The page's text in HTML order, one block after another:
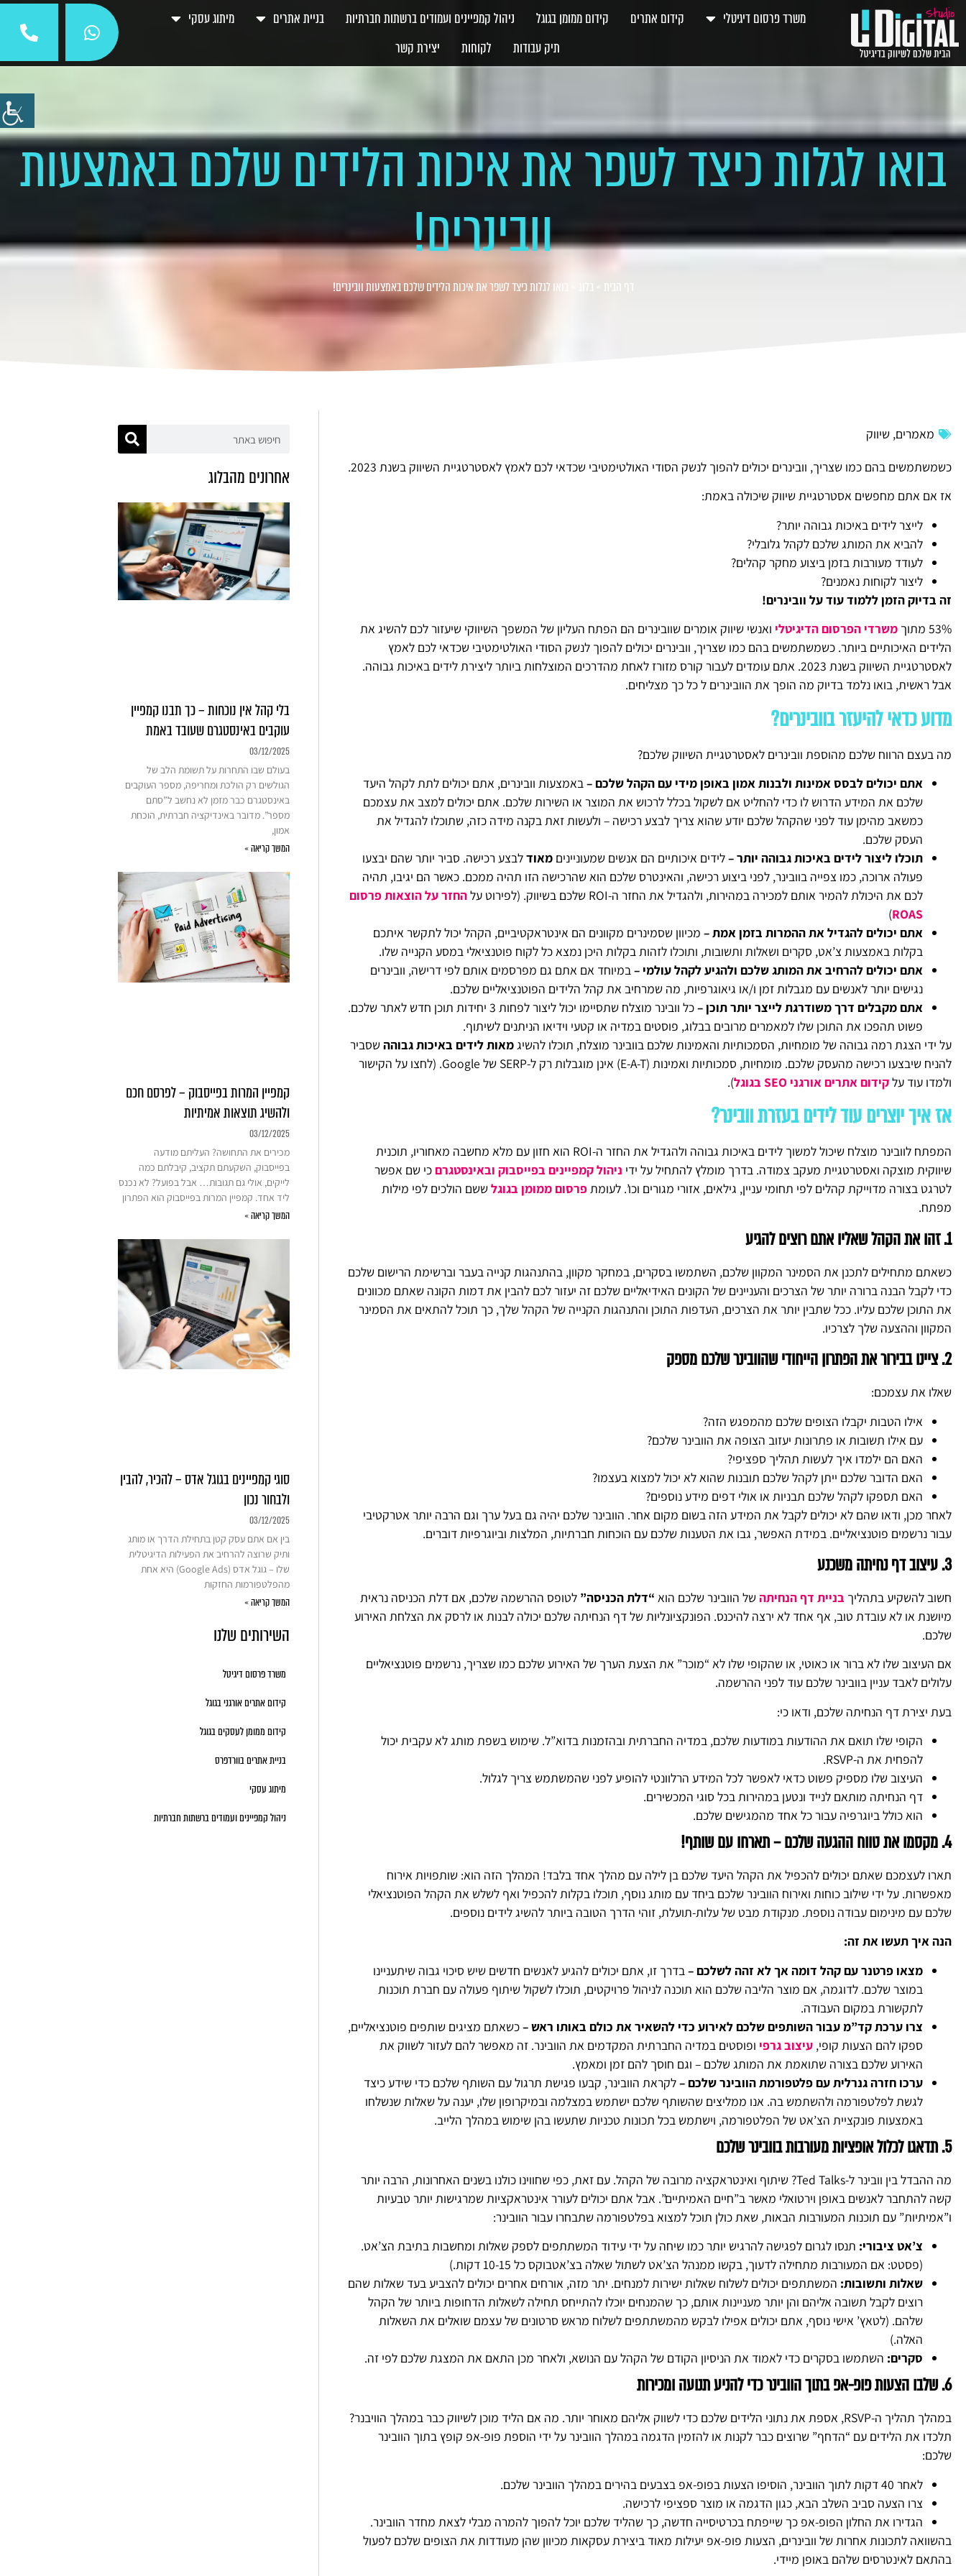
משרד פרסום דיגיטלי קידום אתרים קידום ממומן בגוגל ניהול קמפיינים ועמודים ברשתות חברתיות בניית אתרים
מיתוג עסקי
תיק עבודות
לקוחות יצירת קשר
בואו לגלות כיצד לשפר את איכות הלידים שלכם באמצעות
וובינרים!
דף הבית »בלוג בואו לגלות כיצד לשפר את איכות הלידים שלכם באמצעות וובינרים!
מאמרים, שיווק
כשמשתמשים בהם כמו שצריך, וובינרים יכולים להפוך לנשק הסודי האולטימטיבי שכדאי לכם לאמץ לאסטרטגיית השיווק בשנת 2023.
אז אם אתם מחפשים אסטרטגיית שיווק שיכולה באמת:
לייצר לידים באיכות גבוהה יותר?
להביא את המותג שלכם לקהל גלובלי?
לעודד מעורבות בזמן ביצוע מחקר קהלים?
ליצור לקוחות נאמנים?
זה בדיוק הזמן ללמוד עוד על וובינרים!
53% מתוך
משרדי הפרסום הדיגיטלי ואנשי שיווק אומרים שוובינרים הם הפתח העליון של המשפך השיווקי שיעזור לכם להשיג את
הלידים האיכותיים ביותר. כשמשתמשים בהם כמו שצריך, וובינרים יכולים להפוך לנשק הסודי האולטימטיבי שכדאי לכם לאמץ
לאסטרטגיית השיווק בשנת 2023. אתם עומדים לעבור קורס מזורז לאחת מהדרכים המוצלחות ביותר ליצירת לידים באיכות גבוהה.
אבל ראשית, בואו נלמד בדיוק מה הופך את הוובינרים ל כל כך מצליחים.
מדוע כדאי להיעזר בוובינרים?
מה בעצם הרווח שלכם מהוספת וובינרים לאסטרטגיית השיווק שלכם?
אתם יכולים לבסס אמינות ולבנות אמון באופן מידי עם הקהל שלכם –באמצעות וובינרים, אתם יכולים לתת לקהל היעד
שלכם את המידע הדרוש לו כדי להחליט אם לשקול בכלל לרכוש את המוצר או השירות שלכם. אתם יכולים למצב את עצמכם
כמשאב מהימן עוד לפני שהקהל שלכם יודע שהוא צריך לבצע רכישה – ולעשות זאת בקנה מידה כזה, שתוכלו להגדיל את
העסק שלכם.
תוכלו ליצור לידים באיכות גבוהה יותר –לידים איכותיים הם אנשים שמעוניינים מאודלבצע רכישה. סביר יותר שהם יבצעו
פעולה ארוכה, כמו צפייה בוובינר, לפני ביצוע רכישה, והאינטרס שלכם הוא שהרכישה הזו תהיה ממכם. כאשר הם יגיבו, תהיה
לכם את היכולת להמיר אותם למכירה במהירות, ולהגדיל את החזר ה-ROI שלכם בשיווק. (לפירוט על
החזר על הוצאות פרסום
ROAS
)
אתם יכולים להגדיל את ההמרות בזמן אמת – מכיוון שסמינרים מקוונים הם אינטראקטיביים, הקהל יכול לתקשר איתכם
בקלות באמצעות צ’אט, סקרים ושאלות ותשובות, ותוכלו לזהות בקלות היכן נמצא כל לקוח פוטנציאלי במסע הקנייה שלו.
אתם יכולים להרחיב את המותג שלכם ולהגיע לקהל עולמי –במיוחד אם אתם גם מפרסמים אותם לפי דרישה, וובינרים
נגישים יותר לאנשים עם מגבלות זמן ו/או גיאוגרפיות, מה שמרחיב את קהל הלידים הפוטנציאליים שלכם.
אתם מקבלים דרך משודרגת לייצר יותר תוכן –
כל וובינר מוצלח שתסיימו יכול ליצור לפחות 3 יחידות תוכן חדש לאתר שלכם.
פשוט תהפכו את התוכן שלו למאמרים מרובים בבלוג, פוסטים במדיה או קטעי וידיאו הניתנים לשיתוף.
על ידי הצגת רמה גבוהה של מומחיות, הסמכותיות והאמינות שלכם בוובינר מוצלח, תוכלו להשיגמאות לידים באיכות גבוההשסביר
להניח שיבצעו רכישה מהעסק שלכם. מומחיות, סמכותיות ואמינות (E-A-T) אינן מוגבלות רק ל-SERP של Google. (לחצו על הקישור
ולמדו עוד עלקידום אתרים אורגני SEO בגוגל ).
אז איך יוצרים עוד לידים בעזרת וובינר?
המפתח לוובינר מוצלח שיכול למשוך לידים באיכות גבוהה ולהגדיל את החזר ה-ROI הוא חזון עם מלא מחשבה מאחוריו, תוכנית
שיווקית מוצקה ואסטרטגיית מעקב צמודה. בדרך מומלץ להתחיל על ידי ניהול קמפיינים בפייסבוק ובאינסטגרם כי שם אפשר
לטרגט בצורה מדוייקת קהלים לפי תחומי עניין, גילאים, אזורי מגורים וכו’. לעומתפרסום ממומן בגוגלששם הולכים לפי מילות
מפתח.
1. זהו את הקהל שאליו אתם רוצים להגיע
כשאתם מתחילים לתכנן את הסמינר המקוון שלכם, השתמשו בסקרים, במחקר מקוון, בהתנהגות קנייה בעבר וברשימת הרישום שלכם
כדי לקבל הבנה ברורה יותר של הצרכים והעניינים של הקונים האידיאליים שלכם זה יעזור לכם להבין את דמות הקונה שאתם מכוונים
את התוכן שלכם עליו. ככל שתבין יותר את הצרכים, העדפות התוכן והתנהגות הקנייה של הקהל שלך, כך תוכל להתאים את הסמינר
המקוון וההצעה שלך לצרכיו.
2. ציינו בבירור את הפתרון הייחודי שהוובינר שלכם מספק
שאלו את עצמכם:
אילו הטבות יקבלו הצופים שלכם מהמפגש הזה?
עם אילו תשובות או פתרונות יעזוב הצופה את הוובינר שלכם?
האם הם ילמדו איך לעשות תהליך ספציפי?
האם הדובר שלכם ייתן לקהל שלכם תובנות שהוא לא יכול למצוא בעצמו?
האם תספקו לקהל שלכם תבניות או אולי דפים מידע נוספים?
לאחר מכן, ודאו שהם לא יכולים לקבל את המידע הזה בשום מקום אחר. הוובינר שלכם יהיה גם בעל ערך וגם הרבה יותר אטרקטיבי
עבור נרשמים פוטנציאליים. במידת האפשר, גבו את הטענות שלכם עם הוכחות חברתיות, המלצות וביוגרפיות דוברים.
3. עיצוב דף נחיתה משכנע
חשוב להשקיע בתהליך בניית דף הנחיתהשל הוובינר שלכם הוא “דלת הכניסה” לטופס ההרשמה שלכם, אם דלת הכניסה נראית
מיושנת או לא עובדת טוב, אף אחד לא ירצה להיכנס. הפונקציונליות של דף הנחיתה שלכם יכולה לבנות או לרסק את הצלחת האירוע
שלכם.
אם העיצוב שלו לא ברור או כאוטי, או שהקופי שלו לא “מוכר” את הצעת הערך של האירוע שלכם כמו שצריך, נרשמים פוטנציאליים
עלולים לאבד עניין בוובינר שלכם עוד לפני ההרשמה.
בעת יצירת דף הנחיתה שלכם, ודאו כי:
הקופי שלו תואם את ההודעות במודעות שלכם, במדיה החברתית ובהזמנות בדוא”ל. שימוש בשפת מותג לא עקבית יכול
להפחית את ה-RSVP.
העיצוב שלו מספיק פשוט כדאי לאפשר לכל המידע הרלוונטי להופיע לפני שהמשתמש צריך לגלול.
דף הנחיתה מותאם לנייד ונטען במהירות בכל סוגי המכשירים.
הוא כולל ביוגרפיה עבור כל אחד מהמגישים שלכם.
4. מקסמו את טווח ההגעה שלכם – תארחו עם שותף!
תארו לעצמכם שאתם יכולים להכפיל את הקהל היעד שלכם בן לילה עם מהלך אחד בלבד! המהלך הזה הוא: שותפויות אירוח
מאפשרות. על ידי שילוב כוחות ואירוח הוובינר שלכם ביחד עם מותג נוסף, תוכלו בקלות להכפיל ואף לשלש את הקהל הפוטנציאלי
שלכם עם מינימום עבודה נוספת. מנקודת מבט של עלות-תועלת, זוהי הדרך הטובה ביותר להשיג לידים נוספים.
הנה איך תעשו את זה:
מצאו פרטנר עם קהל דומה אך לא זהה לשלכם –בדרך זו, אתם יכולים להגיע לאנשים חדשים שיש סיכוי גבוה שיתעניינו
במוצר שלכם. לדוגמה, אם מוצר הליבה שלכם הוא תוכנה לניהול פרויקטים, תוכלו לשקול שיתוף פעולה עם חברת תוכנות
לתקשורת במקום העבודה.
צרו ערכת קד”מ עבור השותפים שלכם לאירוע כדי להשאיר את כולם באותו ראש –כשאתם מציגים שותפים פוטנציאליים,
ספקו להם הצעות קופי, עיצוב גרפי ופוסטים במדיה החברתית המקדמים את הוובינר. זה מאפשר להם לעזור לשווק את
האירוע שלכם בצורה שתואמת את המותג שלכם – וגם חוסך להם זמן ומאמץ.
ערכו חזרה גנרלית עם פלטפורמת הוובינר שלכם –לקראת הוובינר, קבעו פגישת תרגול עם השותף שלכם כדי שידע כיצד
לגשת לפלטפורמה ולהשתמש בה. אנו ממליצים שהשותף שלכם ישתמש במצלמה ובמיקרופון שלו, יענה על שאלות שנשלחו
באמצעות פונקציית הצ’אט של הפלטפורמה, וישתמש בכל תכונות טכניות שתעשו בהן שימוש במהלך הלייב.
5. תדאגו לכלול אופציות מעורבות בוובינר שלכם
מה ההבדל בין וובינר ל-Ted Talks? שיתוף ואינטראקציה מרובה של הקהל. עם זאת, כפי שחווינו כולנו בשנים האחרונות, הרבה יותר
קשה להתחבר לאנשים באופן וירטואלי מאשר ב”חיים האמיתיים”. אבל אתם יכולים לעורר אינטראקציות שמרגישות יותר טבעיות
ו”אמיתיות” עם תוכנות המעורבות הבאות, שאת כולן תוכל למצוא בפלטפורמה שתבחרו עבור הוובינר:
צ’אט ציבורי: תנסו לגרום לפגישה להרגיש יותר כמו שיחה על ידי עידוד המשתתפים לספק שאלות ומחשבות בתיבת הצ’אט.
(פסטט: אם המעורבות מתחילה לדעוך, בקשו ממנהל הצ’אט לשתול שאלה בצ’אטבוקס כל 10-15 דקות.)
שאלות ותשובות: המשתתפים יכולים לשלוח שאלות ישירות למנחים. יתר מזה, אורחים אחרים יכולים להצביע בעד שאלות שהם
רוצים לקבל תשובה אליהם והן יותר מעניינות אותם, כך שהמנחים יוכלו להתייחס תחילה לשאלות הדחופות ביותר של הקהל
שלהם. (לטאץ’ אישי נוסף, אתם יכולים אפילו לבקש מהמשתתפים לשלוח מראש סרטונים של עצמם שואלים את השאלות
האלה.)
סקרים: השתמשו בסקרים כדי לאמוד את הניסיון הקודם של הקהל עם הנושא, ולאחר מכן התאם את המצגת שלכם לפי זה.
6. שלבו הצעות פופ-אפ בתוך הוובינר כדי להניע תנועה ומכירות
במהלך תהליך ה-RSVP, אספת את נתוני הלידים שלכם כדי לשווק אליהם מאוחר יותר. מה אם הליד מוכן לשיווק כבר במהלך הוויבנר?
תלכדו את הלידים עם “הדחף” שרוצים כבר לקנות או להזמין הדגמה במהלך הוובינר על ידי הוספת פופ-אפ קופץ בתוך הוובינר
שלכם:
לאחר 40 דקות לתוך הוובינר, הוסיפו הצעות בפופ-אפ בצבעים בהירים במהלך הוובינר שלכם.
צרו הצעה סביב השלב הבא, כגון הדגמה או מוצר ספציפי לרכישה.
הגדירו את החלון הפופ-אפ כך שייפתח בכרטיסייה חדשה, כך שהליד שלכם יוכל להפוך להמרה מבלי לצאת מחדר הוובינר.
בהשוואה לתכונות אחרות של וובינרים, הצעות פופ-אפ יעילות מאוד ביצירת עסקאות מכיוון שהן מעודדות את הצופים שלכם לפעול
בהתאם לאינטרסים שלהם באופן מיידי.
אחרונים מהבלוג
בלי קהל אין נוכחות – כך תבנו קמפיין
עוקבים באינסטגרם שעובד באמת
03/12/2025
בעולם שבו התחרות על תשומת הלב של
הגולשים רק הולכת ומחריפה, מספר העוקבים
באינסטגרם כבר מזמן לא נחשב ל”סתם
מספר”. מדובר באינדיקציה חברתית, הוכחת
אמון,
המשך קריאה »
קמפיין המרות בפייסבוק – לפרסם חכם
ולהשיג תוצאות אמיתיות
03/12/2025
מכירים את התחושה? העליתם מודעה
בפייסבוק, השקעתם תקציב, קיבלתם כמה
לייקים, אולי גם תגובות… אבל בפועל? לא נכנס
ליד אחד. קמפיין המרות בפייסבוק הוא הפתרון
המשך קריאה »
סוגי קמפיינים בגוגל אדס – להכיר, להבין
ולבחור נכון
03/12/2025
בין אם אתם עסק קטן בתחילת הדרך או מותג
ותיק שרוצה להרחיב את הפעילות הדיגיטלית
שלו – גוגל אדס (Google Ads) היא אחת
מהפלטפורמות החזקות
המשך קריאה »
השירותים שלנו
משרד פרסום דיגיטל
קידום אתרים אורגני בגוגל
קידום ממומן לעסקים בגוגל
בניית אתרים בוורדפרס
מיתוג עסקי
ניהול קמפיינים ועמודים ברשתות חברתיות